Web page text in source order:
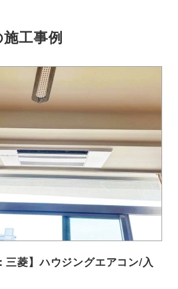
工事例
三菱】ハウジングエアコン/入